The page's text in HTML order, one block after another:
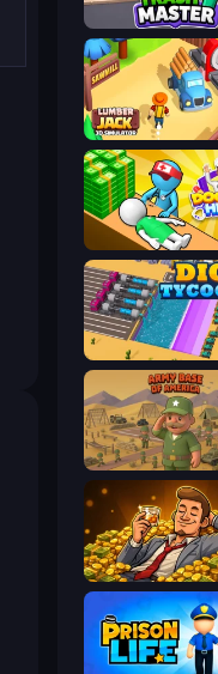
Trash Master
Doctor Hero
Dig Tycoon
Army Base Of
Idle Billionaire